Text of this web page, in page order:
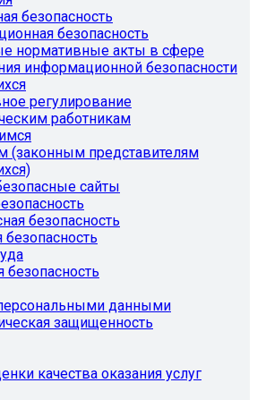
безопасность
безопасность
нормативные акты в сфере
информационной безопасности
регулирование
работникам
(законным представителям
сайты
безопасность
данными
защищенность
качества оказания услуг